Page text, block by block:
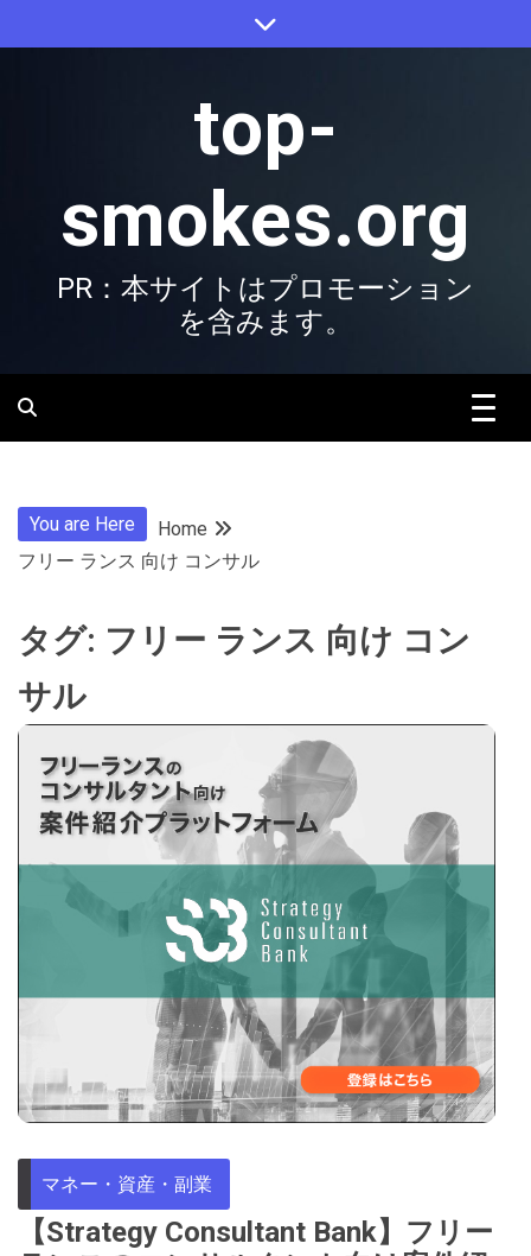
to
top-
smokes.org
PR：本サイトはプロモーション
を含みます。
You are Here
Home
フリー ランス 向け コンサル
タグ: フリー ランス 向け コン
サル
マネー・資産・副業
【Strategy Consultant Bank】フリー